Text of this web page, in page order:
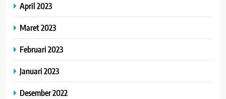
April 2023
Maret 2023
Februari 2023
Januari 2023
Desember 2022